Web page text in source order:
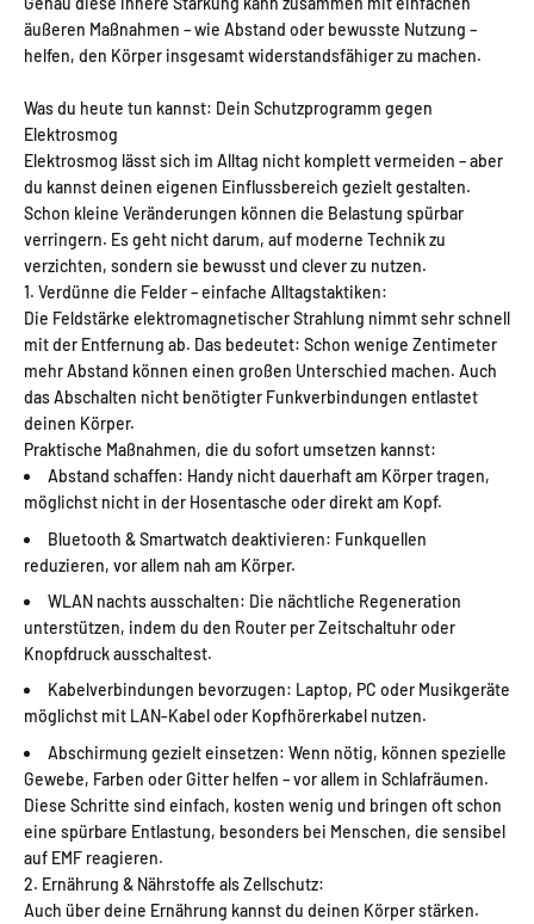
äußeren Maßnahmen – wie Abstand oder bewusste Nutzung –
helfen, den Körper insgesamt widerstandsfähiger zu machen.
Was du heute tun kannst: Dein Schutzprogramm gegen
Elektrosmog
Elektrosmog lässt sich im Alltag nicht komplett vermeiden – aber
du kannst deinen eigenen Einflussbereich gezielt gestalten.
Schon kleine Veränderungen können die Belastung spürbar
verringern. Es geht nicht darum, auf moderne Technik zu
verzichten, sondern sie bewusst und clever zu nutzen.
1. Verdünne die Felder – einfache Alltagstaktiken:
Die Feldstärke elektromagnetischer Strahlung nimmt sehr schnell
mit der Entfernung ab. Das bedeutet: Schon wenige Zentimeter
mehr Abstand können einen großen Unterschied machen. Auch
das Abschalten nicht benötigter Funkverbindungen entlastet
deinen Körper.
Praktische Maßnahmen, die du sofort umsetzen kannst:
Abstand schaffen: Handy nicht dauerhaft am Körper tragen,
möglichst nicht in der Hosentasche oder direkt am Kopf.
Bluetooth & Smartwatch deaktivieren: Funkquellen
reduzieren, vor allem nah am Körper.
WLAN nachts ausschalten: Die nächtliche Regeneration
unterstützen, indem du den Router per Zeitschaltuhr oder
Knopfdruck ausschaltest.
Kabelverbindungen bevorzugen: Laptop, PC oder Musikgeräte
möglichst mit LAN-Kabel oder Kopfhörerkabel nutzen.
Abschirmung gezielt einsetzen: Wenn nötig, können spezielle
Gewebe, Farben oder Gitter helfen – vor allem in Schlafräumen.
Diese Schritte sind einfach, kosten wenig und bringen oft schon
eine spürbare Entlastung, besonders bei Menschen, die sensibel
auf EMF reagieren.
2. Ernährung & Nährstoffe als Zellschutz:
Auch über deine Ernährung kannst du deinen Körper stärken.